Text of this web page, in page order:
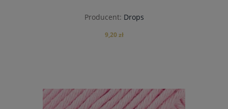
Producent: Drops
9,20 zł
do koszyka